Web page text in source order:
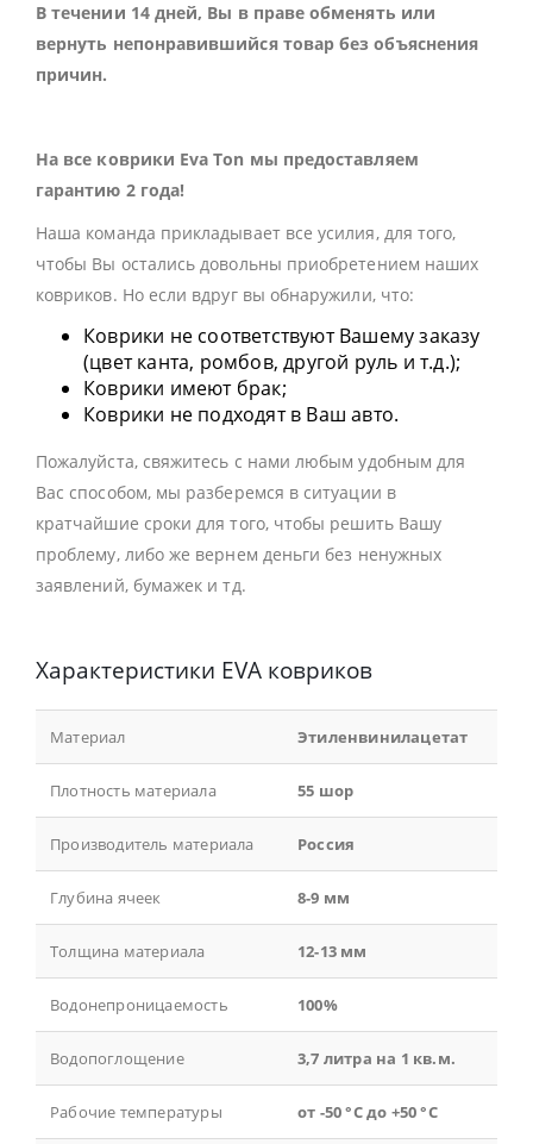
В течении 14 дней, Вы в праве обменять или
вернуть непонравившийся товар без объяснения
причин.
На все коврики Eva Ton мы предоставляем
гарантию 2 года!
Наша команда прикладывает все усилия, для того,
чтобы Вы остались довольны приобретением наших
ковриков. Но если вдруг вы обнаружили, что:
Коврики не соответствуют Вашему заказу
(цвет канта, ромбов, другой руль и т.д.);
Коврики имеют брак;
Коврики не подходят в Ваш авто.
Пожалуйста, свяжитесь с нами любым удобным для
Вас способом, мы разберемся в ситуации в
кратчайшие сроки для того, чтобы решить Вашу
проблему, либо же вернем деньги без ненужных
заявлений, бумажек и тд.
Характеристики EVA ковриков
Материал Этиленвинилацетат
Плотность материала 55 шор
Производитель материала Россия
Глубина ячеек 8-9 мм
Толщина материала 12-13 мм
Водонепроницаемость 100%
Водопоглощение 3,7 литра на 1 кв.м.
Рабочие температуры от -50 °С до +50 °С